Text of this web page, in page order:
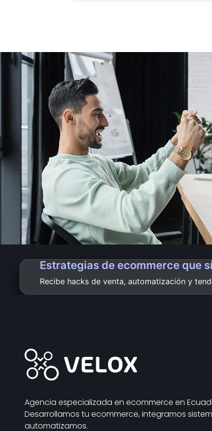
Estrategias de ecommerce que
Recibe hacks de venta, automatización y
Agencia especializada en ecommerce en
Desarrollamos tu ecommerce, integramos
automatizamos.